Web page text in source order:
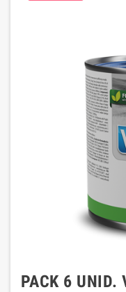
PACK 6 UNID.